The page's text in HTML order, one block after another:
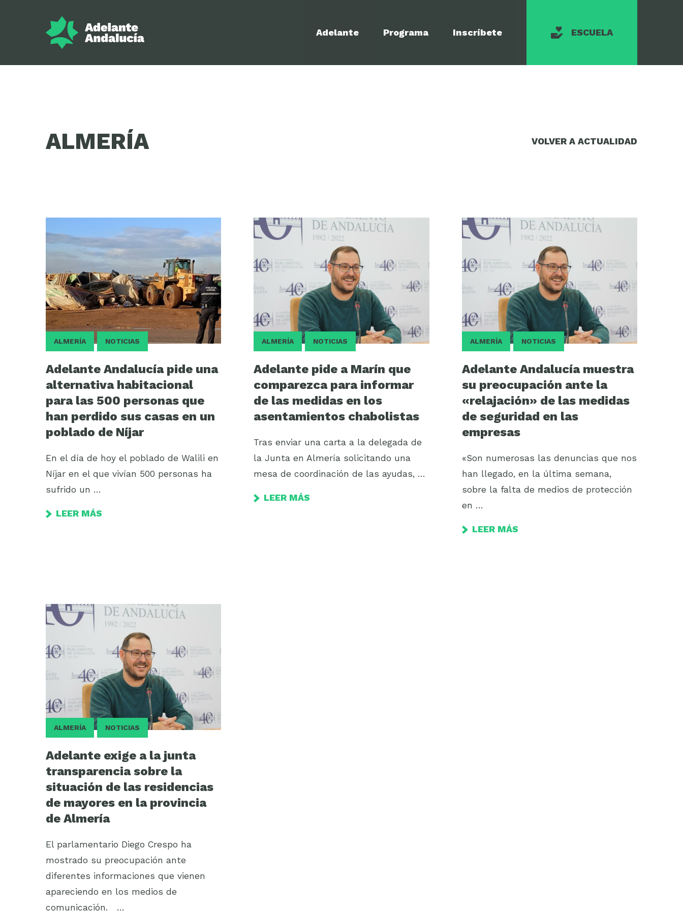
Adelante Programa Inscríbete ESCUELA
ALMERÍA VOLVER A ACTUALIDAD
ALMERÍA NOTICIAS
Adelante Andalucía pide una
alternativa habitacional
para las 500 personas que
han perdido sus casas en un
poblado de Níjar
En el día de hoy el poblado de Walili en
Níjar en el que vivían 500 personas ha
sufrido un …
LEER MÁS
ALMERÍA NOTICIAS
Adelante pide a Marín que
comparezca para informar
de las medidas en los
asentamientos chabolistas
Tras enviar una carta a la delegada de
la Junta en Almería solicitando una
mesa de coordinación de las ayudas, …
LEER MÁS
ALMERÍA NOTICIAS
Adelante Andalucía muestra
su preocupación ante la
«relajación» de las medidas
de seguridad en las
empresas
«Son numerosas las denuncias que nos
han llegado, en la última semana,
sobre la falta de medios de protección
en …
LEER MÁS
ALMERÍA NOTICIAS
Adelante exige a la junta
transparencia sobre la
situación de las residencias
de mayores en la provincia
de Almería
El parlamentario Diego Crespo ha
mostrado su preocupación ante
diferentes informaciones que vienen
apareciendo en los medios de
comunicación. …